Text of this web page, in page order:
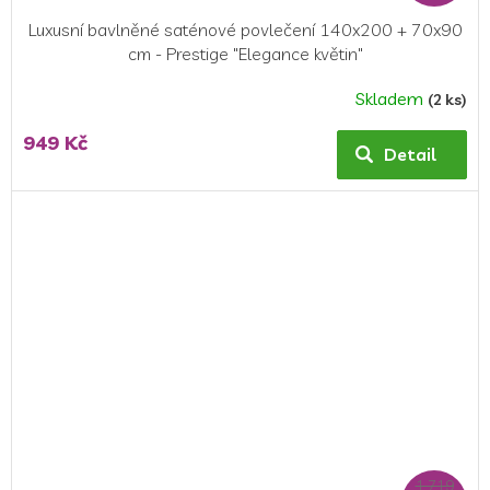
Luxusní bavlněné saténové povlečení 140x200 + 70x90
cm - Prestige "Elegance květin"
Skladem (2 ks)
949 Kč Detail
1 719